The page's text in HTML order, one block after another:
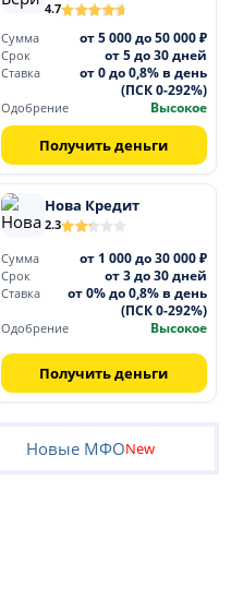
4.7
Сумма
от 5 000 до 50 000 ₽
Срок от 5 до 30 дней
Ставка
от 0 до 0,8% в день
(ПСК 0-292%)
Одобрение Высокое
Получить деньги
Нова Кредит
2.3
Сумма от 1 000 до 30 000 ₽
Срок от 3 до 30 дней
Ставка
от 0% до 0,8% в день
(ПСК 0-292%)
Одобрение Высокое
Получить деньги
Новые МФОNew